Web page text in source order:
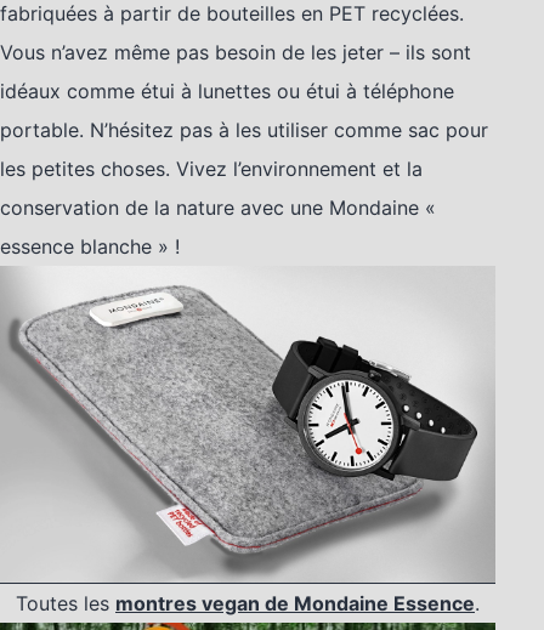
fabriquées à partir de bouteilles en PET recyclées.
Vous n’avez même pas besoin de les jeter – ils sont
idéaux comme étui à lunettes ou étui à téléphone
portable. N’hésitez pas à les utiliser comme sac pour
les petites choses. Vivez l’environnement et la
conservation de la nature avec une Mondaine «
essence blanche » !
Toutes les montres vegan de Mondaine Essence.